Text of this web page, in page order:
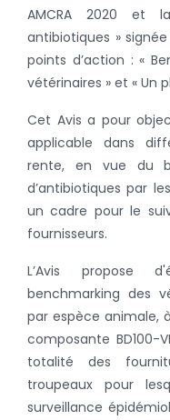
AMCRA 2020 et
antibiotiques »
points d’action : «
vétérinaires » et « Un
Cet Avis a pour
applicable dans
rente, en vue du
d’antibiotiques par
un cadre pour le
fournisseurs.
L’Avis propose
benchmarking des
par espèce animale,
composante
totalité des
troupeaux pour
surveillance